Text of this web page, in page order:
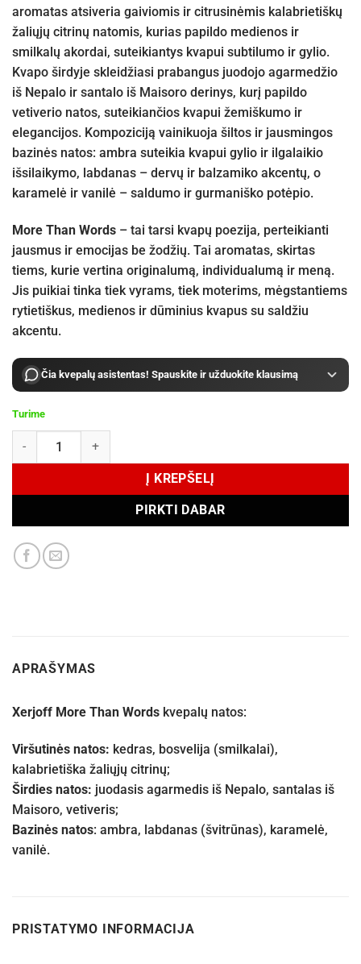
aromatas atsiveria gaiviomis ir citrusinėmis kalabrietiškų
žaliųjų citrinų natomis, kurias papildo medienos ir
smilkalų akordai, suteikiantys kvapui subtilumo ir gylio.
Kvapo širdyje skleidžiasi prabangus juodojo agarmedžio
iš Nepalo ir santalo iš Maisoro derinys, kurį papildo
vetiverio natos, suteikiančios kvapui žemiškumo ir
elegancijos. Kompoziciją vainikuoja šiltos ir jausmingos
bazinės natos: ambra suteikia kvapui gylio ir ilgalaikio
išsilaikymo, labdanas – dervų ir balzamiko akcentų, o
karamelė ir vanilė – saldumo ir gurmaniško potėpio.
More Than Words – tai tarsi kvapų poezija, perteikianti
jausmus ir emocijas be žodžių. Tai aromatas, skirtas
tiems, kurie vertina originalumą, individualumą ir meną.
Jis puikiai tinka tiek vyrams, tiek moterims, mėgstantiems
rytietiškus, medienos ir dūminius kvapus su saldžiu
akcentu.
Čia kvepalų asistentas! Spauskite ir užduokite klausimą
Turime
produkto kiekis: Xerjoff More Than Words EDP 100 ml (tester)
Į KREPŠELĮ
PIRKTI DABAR
APRAŠYMAS
Xerjoff More Than Words kvepalų natos:
Viršutinės natos: kedras, bosvelija (smilkalai),
kalabrietiška žaliųjų citrinų;
Širdies natos: juodasis agarmedis iš Nepalo, santalas iš
Maisoro, vetiveris;
Bazinės natos: ambra, labdanas (švitrūnas), karamelė,
vanilė.
PRISTATYMO INFORMACIJA